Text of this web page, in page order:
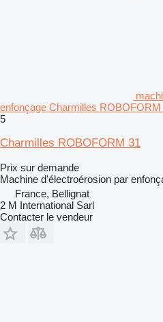
enfonçage Charmilles ROBOFORM
5
Charmilles ROBOFORM 31
Prix sur demande
Machine d'électroérosion par
France, Bellignat
2 M International Sarl
Contacter le vendeur